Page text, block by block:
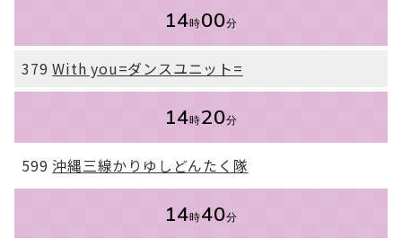
14時00分
379With you=ダンスユニット=
14時20分
599沖縄三線かりゆしどんたく隊
14時40分